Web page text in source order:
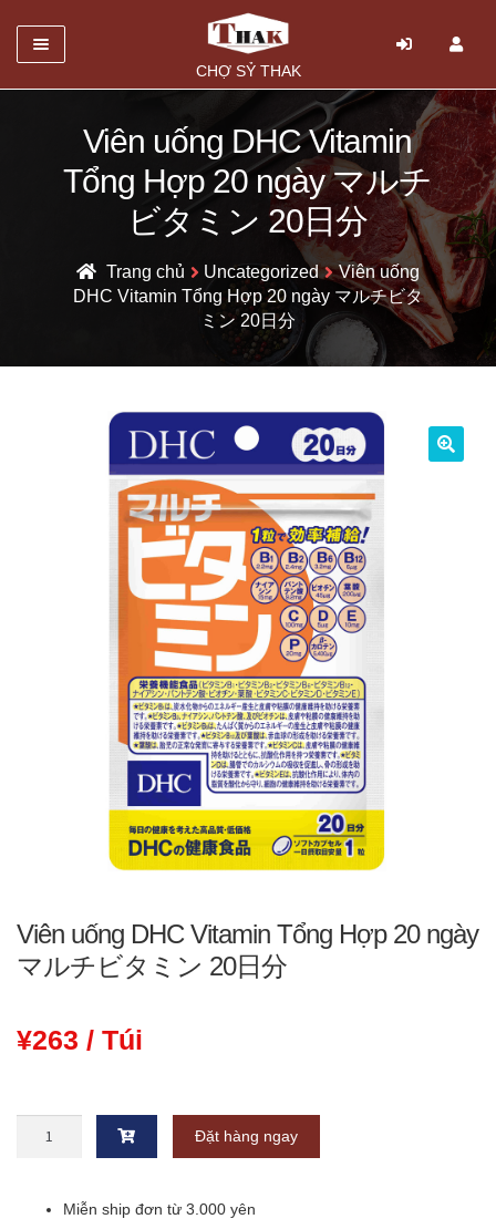
CHỢ SỶ THAK
Danh mục
Mở
rộng
menu
con
LIÊN HỆ
Viên uống DHC Vitamin
Tổng Hợp 20 ngày マルチ
ビタミン 20日分
Trang chủ Uncategorized
Viên uống
DHC Vitamin Tổng Hợp 20 ngày マルチビタ
ミン 20日分
Viên uống DHC Vitamin Tổng Hợp 20 ngày
マルチビタミン 20日分
¥263 / Túi
uống
Tổng
Đặt hàng ngay
Miễn ship đơn từ 3.000 yên